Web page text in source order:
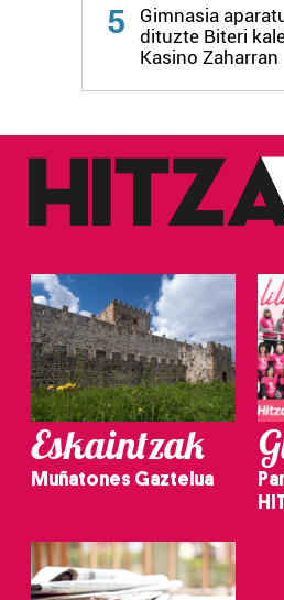
5
Gimnasia
dituzte Biteri
Kasino Zaharran
Eskaintzak
Muñatones Gaztelua